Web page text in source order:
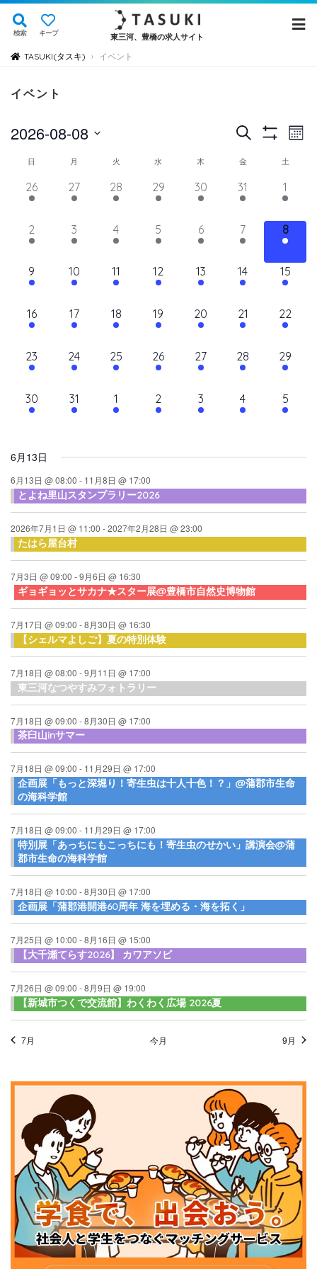
検索 キープ 東三河、豊橋の求人サイト
TASUKI(タスキ) › イベント
イベント
イ
ベ
ン
ト
を
検
索
て
ビ
ゲ
ー
ョ
ン
を
表
示
検
Filters
イ
ュ
ナ
2026-08-08
イ
ベ
ト
の
カ
レ
ン
ダ
ー
日 月 火 水 木 金 土
14
イ
ン
26
11
イ
ン
27
11
イ
ン
28
11
イ
ン
29
11
イ
ン
30
11
イ
ン
31
12
イ
ベ
ン
1
11
イ
ン
2
11
イ
ン
3
11
イ
ン
4
11
イ
ン
5
11
イ
ン
6
11
イ
ン
7
11
イ
ベ
ン
8
12
イ
ン
9
10
イ
ン
10
10
イ
ン
11
10
イ
ン
12
10
イ
ン
13
10
イ
ン
14
10
イ
ン
15
10
イ
ン
16
9
イ
ン
17
9
イ
ン
18
9
イ
ン
19
9
イ
ン
20
9
イ
ン
21
10
イ
ン
22
10
イ
ン
23
10
イ
ン
24
9
イ
ン
25
9
イ
ン
26
10
イ
ン
27
9
イ
ン
28
10
イ
ン
29
10
イ
ト,
30
6
イ
31
6
イ
1
6
イ
2
6
イ
3
6
イ
4
6
イ
5
6月13日
6月13日 @ 08:00 - 11月8日 @ 17:00
とよね里山スタンプラリー2026
2026年7月1日 @ 11:00 -2027年2月28日 @ 23:00
たはら屋台村
7月3日 @ 09:00 -9月6日 @ 16:30
ギョギョッとサカナ★スター展@豊橋市自然史博物館
7月17日 @ 09:00 -8月30日 @ 16:30
【シェルマよしご】夏の特別体験
7月18日 @ 08:00 -9月11日 @ 17:00
東三河なつやすみフォトラリー
7月18日 @ 09:00 -8月30日 @ 17:00
茶臼山inサマー
7月18日 @ 09:00 - 11月29日 @ 17:00
企画展「もっと深堀り！寄生虫は十人十色！？」@蒲郡市生命
の海科学館
7月18日 @ 09:00 - 11月29日 @ 17:00
特別展「あっちにもこっちにも！寄生虫のせかい」講演会@蒲
郡市生命の海科学館
7月18日 @ 10:00 -8月30日 @ 17:00
企画展「蒲郡港開港60周年 海を埋める・海を拓く」
7月25日 @ 10:00 -8月16日 @ 15:00
【大千瀬てらす2026】 カワアソビ
7月26日 @ 09:00 -8月9日 @ 19:00
【新城市つくで交流館】わくわく広場 2026夏
7月 今月 9月